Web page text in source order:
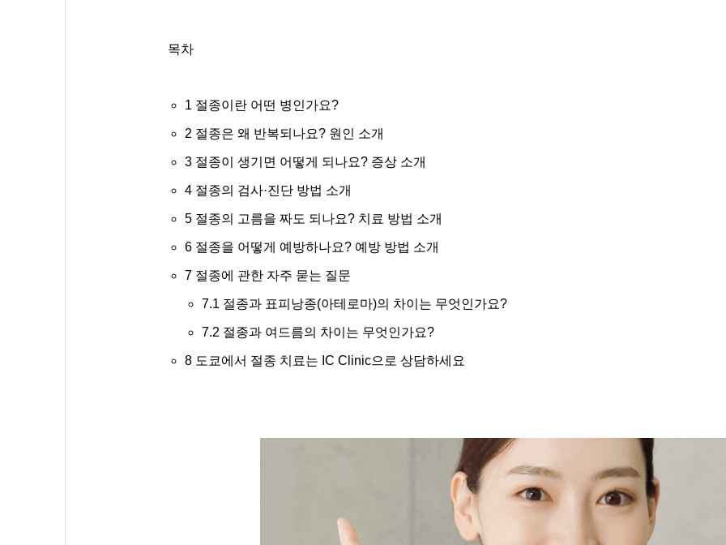
목차
1 절종이란 어떤 병인가요?
2 절종은 왜 반복되나요? 원인 소개
3절종이 생기면 어떻게 되나요? 증상 소개
4절종의 검사·진단 방법 소개
5절종의 고름을 짜도 되나요? 치료 방법 소개
6절종을 어떻게 예방하나요? 예방 방법 소개
7절종에 관한 자주 묻는 질문
7.1 절종과 표피낭종(아테로마)의 차이는 무엇인가요?
7.2 절종과 여드름의 차이는 무엇인가요?
8도쿄에서 절종 치료는 IC Clinic으로 상담하세요